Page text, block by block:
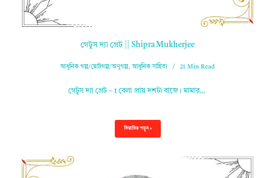
গেটুস দ্যা গ্রেট || Shipra Mukherjee
আধুনিক গল্প/ছোটগল্প/অণুগল্প,আধুনিক সাহিত্য 21 Min Read
গেটুস দ্যা গ্রেট – 1 বেলা প্রায় দশটা বাজে। মামার…
বিস্তারিত পড়ুন »